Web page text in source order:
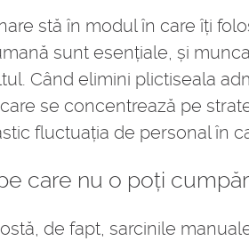
stă în modul în care îți
sunt esențiale, și
Când elimini plictiseala
se concentrează pe
fluctuația de personal în
care nu o poți
de fapt, sarcinile